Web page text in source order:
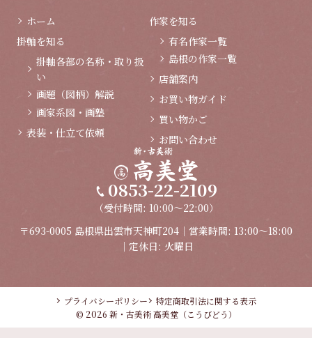
ホーム
掛軸を知る
掛軸各部の名称・取り扱
い
画題（図柄）解説
画家系図・画塾
表装・仕立て依頼
作家を知る
有名作家一覧
島根の作家一覧
店舗案内
お買い物ガイド
買い物かご
お問い合わせ
0853-22-2109
（受付時間: 10:00～22:00）
〒693-0005 島根県出雲市天神町204｜営業時間: 13:00～18:00
｜定休日: 火曜日
プライバシーポリシー
特定商取引法に関する表示
© 2026 新・古美術 高美堂（こうびどう）